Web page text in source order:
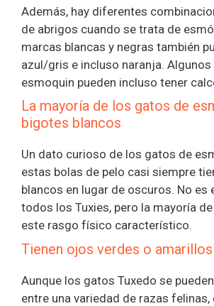
Además, hay diferentes
de abrigos cuando se trata de
marcas blancas y negras también
azul/gris e incluso naranja.
esmoquin pueden incluso tener
La mayoría de los gatos de
bigotes blancos
Un dato curioso de los gatos de
estas bolas de pelo casi siempre
blancos en lugar de oscuros. No es
todos los Tuxies, pero la mayoría
este rasgo físico característico.
Tienen ojos verdes o amarillos
Aunque los gatos Tuxedo se
entre una variedad de razas